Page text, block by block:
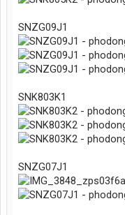
SNZG09J1
SNK803K1
SNZG07J1